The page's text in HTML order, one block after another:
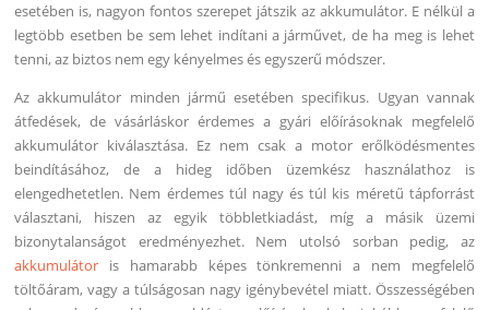
esetében is, nagyon fontos szerepet játszik az akkumulátor. E nélkül a
legtöbb esetben be sem lehet indítani a járművet, de ha meg is lehet
tenni, az biztos nem egy kényelmes és egyszerű módszer.
Az akkumulátor minden jármű esetében specifikus. Ugyan vannak
átfedések, de vásárláskor érdemes a gyári előírásoknak megfelelő
akkumulátor kiválasztása. Ez nem csak a motor erőlködésmentes
beindításához, de a hideg időben üzemkész használathoz is
elengedhetetlen. Nem érdemes túl nagy és túl kis méretű tápforrást
választani, hiszen az egyik többletkiadást, míg a másik üzemi
bizonytalanságot eredményezhet. Nem utolsó sorban pedig, az
akkumulátor is hamarabb képes tönkremenni a nem megfelelő
töltőáram, vagy a túlságosan nagy igénybevétel miatt. Összességében